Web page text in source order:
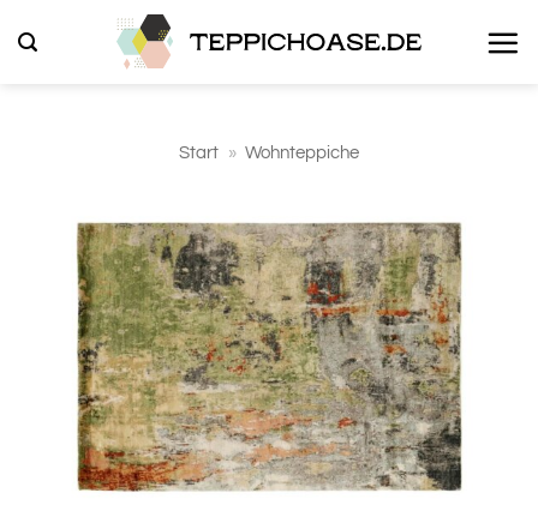
Inhalt
Start » Wohnteppiche